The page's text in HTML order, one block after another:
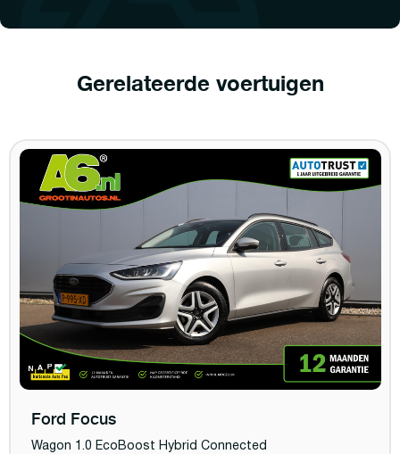
Gerelateerde voertuigen
Ford Focus
Wagon 1.0 EcoBoost Hybrid Connected